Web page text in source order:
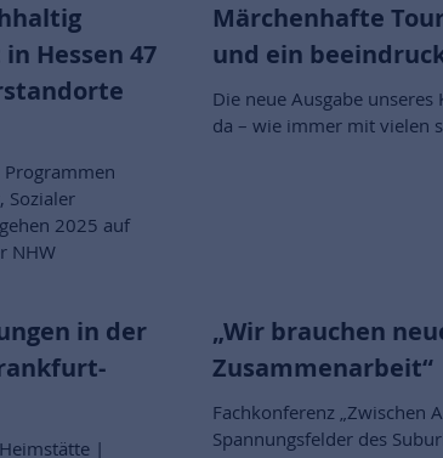
Hessen 47
Sozialer
2025 auf
NHW
Märchenhafte
und ein
Die neue Ausgabe
da – wie immer mit vielen
in der
|
„Wir brauchen
Zusammenarbeit“
Fachkonferenz „Zwischen
Spannungsfelder des